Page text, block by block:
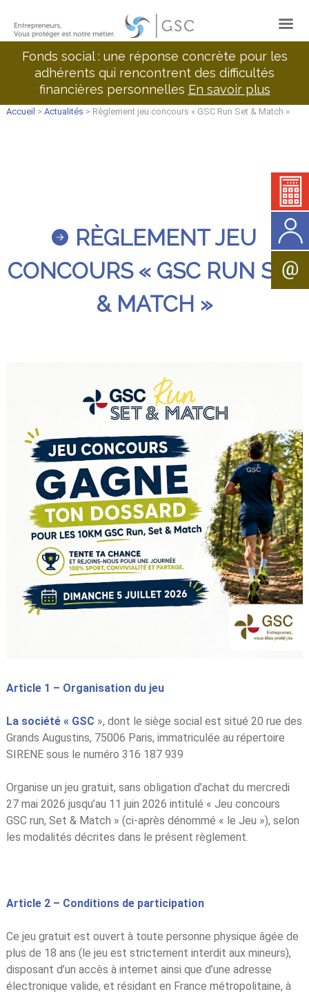
Fonds social : une réponse concrète pour les
adhérents qui rencontrent des difficultés
financières personnelles En savoir plus
Accueil > Actualités > Règlement jeu concours « GSC Run Set & Match »
RÈGLEMENT JEU
CONCOURS « GSC RUN SET
& MATCH »
Article 1 – Organisation du jeu
La société « GSC », dont le siège social est situé 20 rue des
Grands Augustins, 75006 Paris, immatriculée au répertoire
SIRENE sous le numéro 316 187 939
Organise un jeu gratuit, sans obligation d’achat du mercredi
27 mai 2026 jusqu’au 11 juin 2026 intitulé « Jeu concours
GSC run, Set & Match » (ci-après dénommé « le Jeu »), selon
les modalités décrites dans le présent règlement.
Article 2 – Conditions de participation
Ce jeu gratuit est ouvert à toute personne physique âgée de
plus de 18 ans (le jeu est strictement interdit aux mineurs),
disposant d’un accès à internet ainsi que d’une adresse
électronique valide, et résidant en France métropolitaine, à